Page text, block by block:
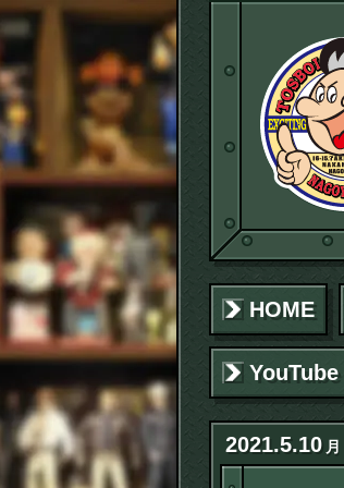
HOME
YouTube
2021.5.10 月